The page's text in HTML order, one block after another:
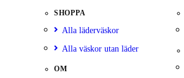
SHOPPA
Alla läderväskor
Alla väskor utan läder
OM